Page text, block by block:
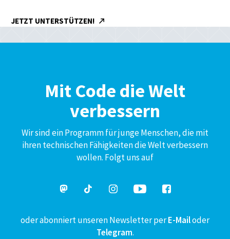
JETZT UNTERSTÜTZEN!
Mit Code die Welt
verbessern
Wir sind ein Programm für junge Menschen, die mit
ihren technischen Fähigkeiten die Welt verbessern
wollen. Folgt uns auf
oder abonniert unseren Newsletter perE-Mailoder
Telegram.